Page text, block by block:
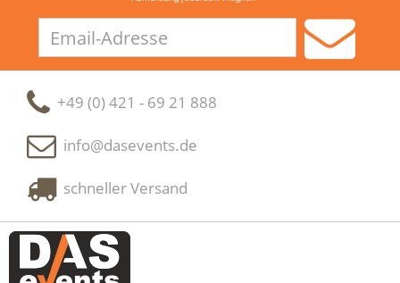
Adresse
+49 (0) 421 - 69 21 888
info@dasevents.de
schneller Versand